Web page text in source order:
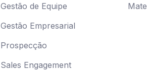
Gestão de Equipe
Gestão Empresarial
Prospecção
Sales Engagement